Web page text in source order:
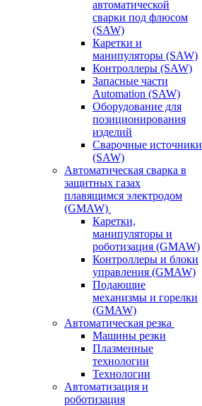
автоматической
сварки под флюсом
(SAW)
Каретки и
манипуляторы (SAW)
Контроллеры (SAW)
Запасные части
Automation (SAW)
Оборудование для
позиционирования
изделий
Сварочные источники
(SAW)
Автоматическая сварка в
защитных газах
плавящимся электродом
(GMAW)
Каретки,
манипуляторы и
роботизация (GMAW)
Контроллеры и блоки
управления (GMAW)
Подающие
механизмы и горелки
(GMAW)
Автоматическая резка
Машины резки
Плазменные
технологии
Технологии
Автоматизация и
роботизация